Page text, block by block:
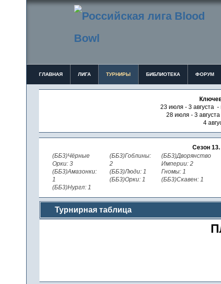
ГЛАВНАЯ ЛИГА ТУРНИРЫ БИБЛИОТЕКА ФОРУМ
23 июля - 3 августа -
28 июля - 3
4
Сезон 13.
(ББ3)Чёрные
Орки: 3
(ББ3)Амазонки:
1
(ББ3)Нургл: 1
(ББ3)Гоблины:
2
(ББ3)Люди: 1
(ББ3)Орки: 1
(ББ3)Дворянство
Империи: 2
Гномы: 1
(ББ3)Скавен: 1
Турнирная таблица